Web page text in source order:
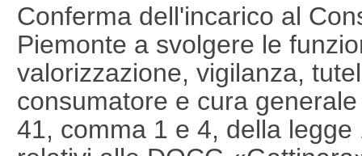
Conferma dell'incarico al
Piemonte a svolgere le
valorizzazione, vigilanza,
consumatore e cura
41, comma 1 e 4, della